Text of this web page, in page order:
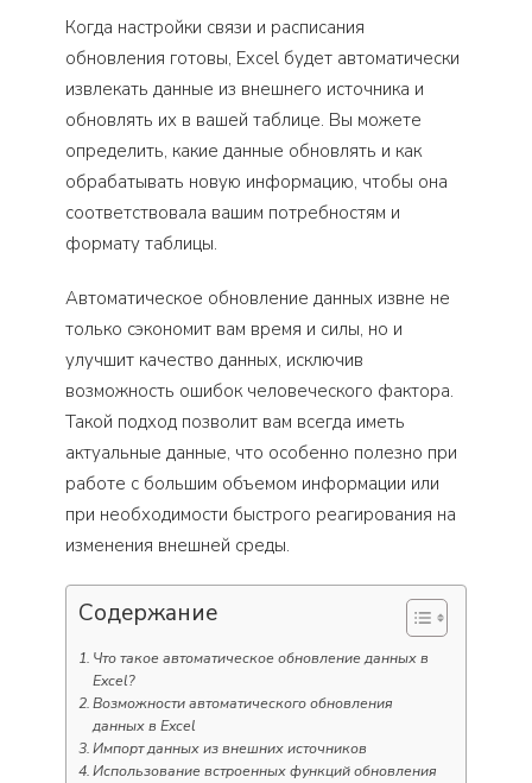
Когда настройки связи и расписания
обновления готовы, Excel будет автоматически
извлекать данные из внешнего источника и
обновлять их в вашей таблице. Вы можете
определить, какие данные обновлять и как
обрабатывать новую информацию, чтобы она
соответствовала вашим потребностям и
формату таблицы.
Автоматическое обновление данных извне не
только сэкономит вам время и силы, но и
улучшит качество данных, исключив
возможность ошибок человеческого фактора.
Такой подход позволит вам всегда иметь
актуальные данные, что особенно полезно при
работе с большим объемом информации или
при необходимости быстрого реагирования на
изменения внешней среды.
Содержание
Что такое автоматическое обновление данных в
Excel?
Возможности автоматического обновления
данных в Excel
Импорт данных из внешних источников
Использование встроенных функций обновления